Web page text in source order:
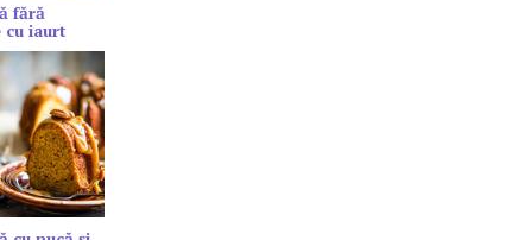
fără
cu iaurt